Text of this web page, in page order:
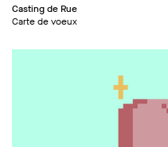
Casting de Rue
Carte de voeux